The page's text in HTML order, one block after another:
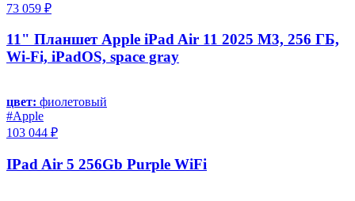
73 059 ₽
11" Планшет Apple iPad Air 11 2025 M3, 256 ГБ,
Wi-Fi, iPadOS, space gray
цвет: фиолетовый
#Apple
103 044 ₽
IPad Air 5 256Gb Purple WiFi